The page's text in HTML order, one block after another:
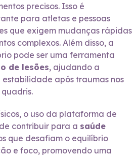
precisos. Isso é
para atletas e pessoas
que exigem mudanças rápidas
complexos. Além disso, a
pode ser uma ferramenta
de lesões, ajudando a
após traumas nos
o uso da plataforma de
contribuir para a saúde
que desafiam o equilíbrio
e foco, promovendo uma